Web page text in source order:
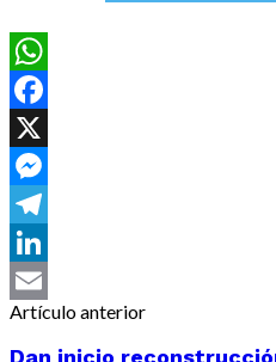
WhatsApp
Facebook
X
Messenger
Telegram
LinkedIn
Email
Artículo anterior
Dan inicio